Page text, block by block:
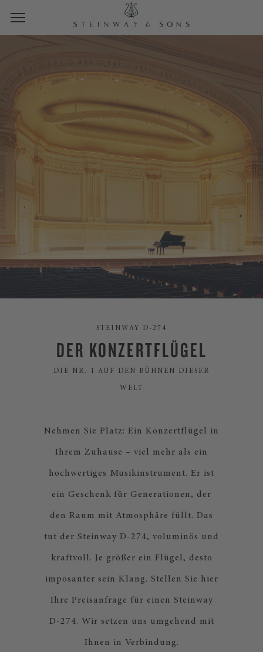
STEINWAY D-274
DER KONZERTFLÜGEL
DIE NR. 1 AUF DEN BÜHNEN DIESER
WELT
Nehmen Sie Platz: Ein Konzertflügel in
Ihrem Zuhause – viel mehr als ein
hochwertiges Musikinstrument. Er ist
ein Geschenk für Generationen, der
den Raum mit Atmosphäre füllt. Das
tut der Steinway D-274, voluminös und
kraftvoll. Je größer ein Flügel, desto
imposanter sein Klang. Stellen Sie hier
Ihre Preisanfrage für einen Steinway
D-274. Wir setzen uns umgehend mit
Ihnen in Verbindung.